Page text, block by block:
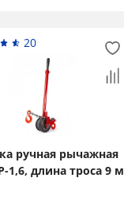
20
ручная рычажная
1,6, длина троса 9 м